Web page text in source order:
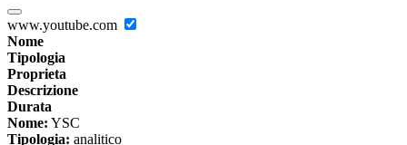
www.youtube.com
Nome
Tipologia
Proprieta
Descrizione
Durata
Nome: YSC
Tipologia: analitico